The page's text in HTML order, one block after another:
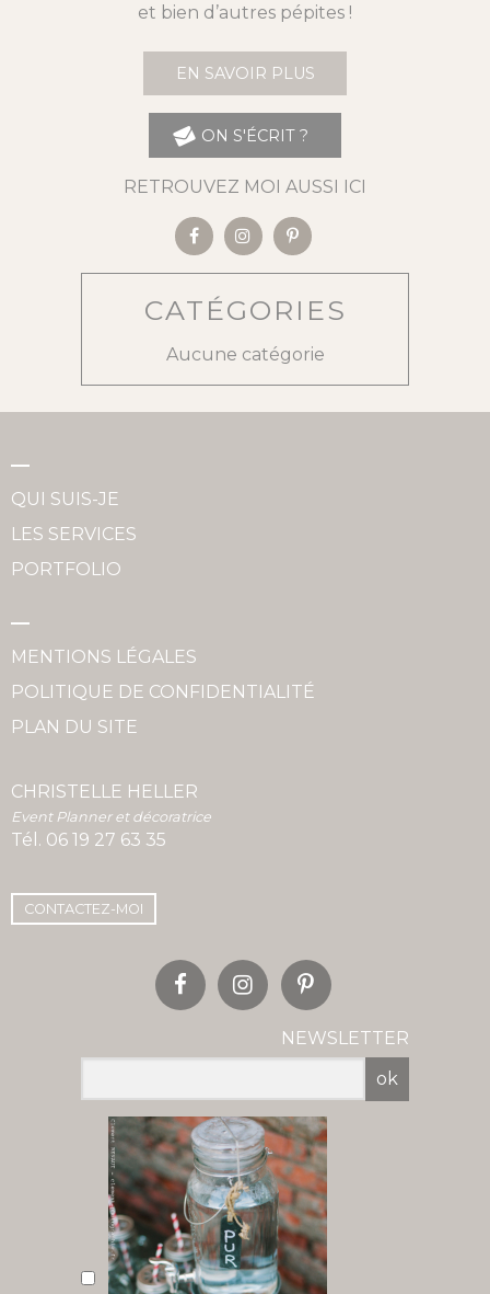
et bien d’autres pépites !
EN SAVOIR PLUS
ON S'ÉCRIT ?
RETROUVEZ MOI AUSSI ICI
CATÉGORIES
Aucune catégorie
QUI SUIS-JE
LES SERVICES
PORTFOLIO
MENTIONS LÉGALES
POLITIQUE DE CONFIDENTIALITÉ
PLAN DU SITE
CHRISTELLE HELLER
Event Planner et décoratrice
Tél. 06 19 27 63 35
CONTACTEZ-MOI
NEWSLETTER
ok